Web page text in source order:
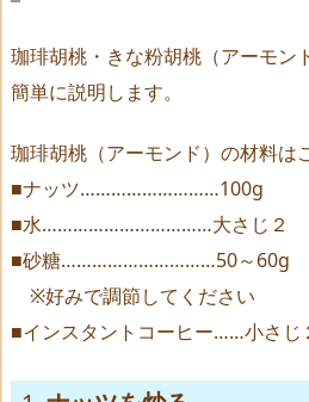
珈琲胡桃・きな粉胡桃（アーモン
簡単に説明します。
珈琲胡桃（アーモンド）の材料は
■ナッツ………………………100g
■水……………………………大さじ２
■砂糖…………………………50～60g
※好みで調節してください
■インスタントコーヒー……小さじ